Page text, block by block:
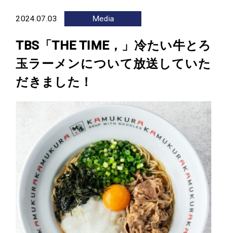
経営陣紹介
アクセス 沿革
グループ会社
Sustainability
サステナビリティ
News
お知らせ
Contact
お問い合わせ
2024.07.03 Media
TBS「THE TIME，」冷たい牛とろ
玉ラーメンについて放送していた
だきました！